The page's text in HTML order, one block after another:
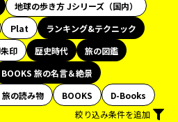
地球の歩き方 Jシリーズ（国内）
Plat
ランキング&テクニック
印 歴史時代
旅の図鑑
BOOKS 旅の名言＆絶景
の読み物 BOOKS
D-Books
絞り込み条件を追加